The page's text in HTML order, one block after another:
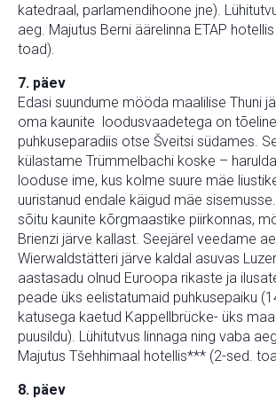
katedraal, parlamendihoone jne).
aeg. Majutus Berni äärelinna ETAP
toad).
7. päev
Edasi suundume mööda maalilise Thuni
oma kaunite loodusvaadetega on tõeline
puhkuseparadiis otse Šveitsi südames.
külastame Trümmelbachi koske –
looduse ime, kus kolme suure mäe
uuristanud endale käigud mäe
sõitu kaunite kõrgmaastike piirkonnas,
Brienzi järve kallast. Seejärel veedame
Wierwaldstätteri järve kaldal asuvas
aastasadu olnud Euroopa rikaste ja
peade üks eelistatumaid puhkusepaiku
katusega kaetud Kappellbrücke- üks
puusildu). Lühitutvus linnaga ning vaba
Majutus Tšehhimaal hotellis*** (2-sed.
8. päev